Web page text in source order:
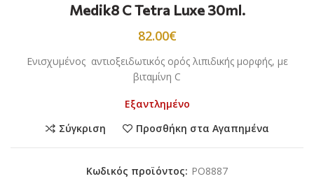
Medik8 C Tetra Luxe 30ml.
82.00€
Ενισχυμένος αντιοξειδωτικός ορός λιπιδικής μορφής, με
βιταμίνη C
Εξαντλημένο
Σύγκριση
Προσθήκη στα Αγαπημένα
Κωδικός προϊόντος: PO8887